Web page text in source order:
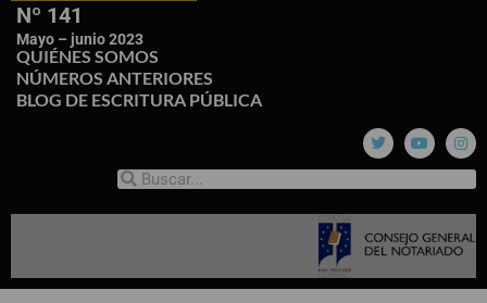
Nº 141
Mayo – junio 2023
QUIÉNES SOMOS
NÚMEROS ANTERIORES
BLOG DE ESCRITURA PÚBLICA